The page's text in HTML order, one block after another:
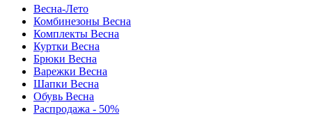
Весна-Лето
Комбинезоны Весна
Комплекты Весна
Куртки Весна
Брюки Весна
Варежки Весна
Шапки Весна
Обувь Весна
Распродажа - 50%